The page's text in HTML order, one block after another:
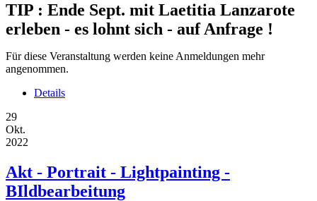
TIP : Ende Sept. mit Laetitia Lanzarote
erleben - es lohnt sich - auf Anfrage !
Für diese Veranstaltung werden keine Anmeldungen mehr
angenommen.
Details
29
Okt.
2022
Akt - Portrait - Lightpainting -
BIldbearbeitung